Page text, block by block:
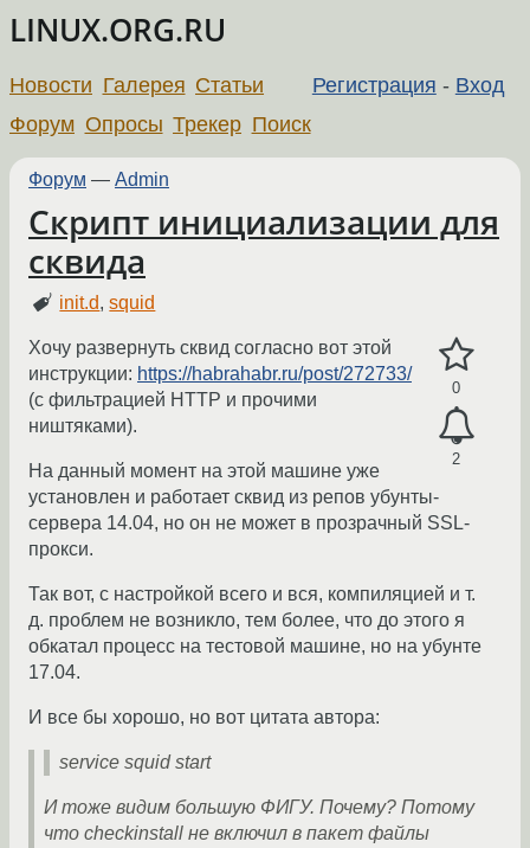
LINUX.ORG.RU
Регистрация - Вход
Новости Галерея Статьи
Форум Опросы Трекер Поиск
Форум — Admin
Скрипт инициализации для
сквида
init.d,squid
0
2
Хочу развернуть сквид согласно вот этой
инструкции: https://habrahabr.ru/post/272733/
(с фильтрацией HTTP и прочими
ништяками).
На данный момент на этой машине уже
установлен и работает сквид из репов убунты-
сервера 14.04, но он не может в прозрачный SSL-
прокси.
Так вот, с настройкой всего и вся, компиляцией и т.
д. проблем не возникло, тем более, что до этого я
обкатал процесс на тестовой машине, но на убунте
17.04.
И все бы хорошо, но вот цитата автора:
service squid start
И тоже видим большую ФИГУ. Почему? Потому
что checkinstall не включил в пакет файлы